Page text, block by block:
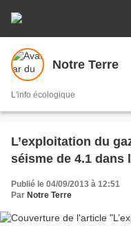
Notre Terre
L'info écologique
L’exploitation du
séisme de 4.1 dans
Publié le 04/09/2013 à 12:51
Par Notre Terre